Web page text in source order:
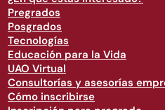
Pregrados
Posgrados
Tecnologías
Educación para la Vida
UAO Virtual
Consultorías y asesorías
Cómo inscribirse